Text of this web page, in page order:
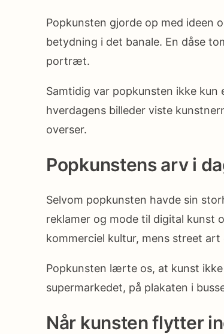
Popkunsten gjorde op med ideen
betydning i det banale. En dåse
portræt.
Samtidig var popkunsten ikke
hverdagens billeder viste
overser.
Popkunstens arv i
Selvom popkunsten havde sin
reklamer og mode til digital kunst
kommerciel kultur, mens street
Popkunsten lærte os, at kunst
supermarkedet, på plakaten i
Når kunsten flytter